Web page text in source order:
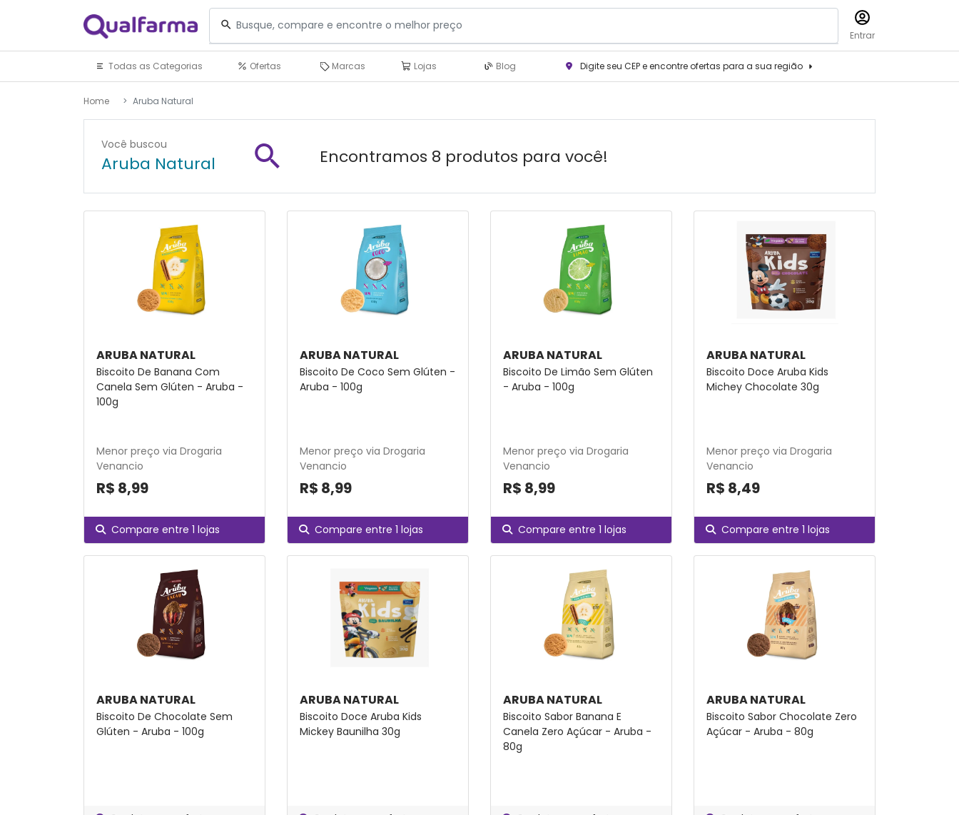
Entrar
Todas as Categorias Ofertas Marcas Lojas Blog Digite seu CEP e encontre ofertas para a sua região
Home Aruba Natural
Você buscou
Aruba Natural Encontramos 8 produtos para você!
ARUBA NATURAL
Biscoito De Banana Com
Canela Sem Glúten - Aruba -
100g
Menor preço via Drogaria
Venancio
R$ 8,99
Compare entre 1 lojas
ARUBA NATURAL
Biscoito De Coco Sem Glúten -
Aruba - 100g
Menor preço via Drogaria
Venancio
R$ 8,99
Compare entre 1 lojas
ARUBA NATURAL
Biscoito De Limão Sem Glúten
- Aruba - 100g
Menor preço via Drogaria
Venancio
R$ 8,99
Compare entre 1 lojas
ARUBA NATURAL
Biscoito Doce Aruba Kids
Michey Chocolate 30g
Menor preço via Drogaria
Venancio
R$ 8,49
Compare entre 1 lojas
ARUBA NATURAL
Biscoito De Chocolate Sem
Glúten - Aruba - 100g
ARUBA NATURAL
Biscoito Doce Aruba Kids
Mickey Baunilha 30g
ARUBA NATURAL
Biscoito Sabor Banana E
Canela Zero Açúcar - Aruba -
80g
ARUBA NATURAL
Biscoito Sabor Chocolate Zero
Açúcar - Aruba - 80g